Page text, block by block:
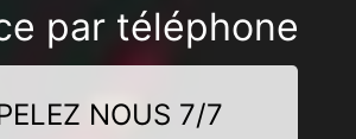
par téléphone
NOUS 7/7